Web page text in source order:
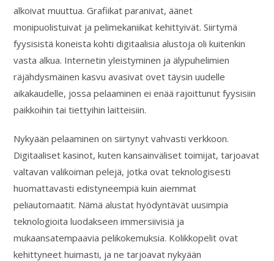
alkoivat muuttua. Grafiikat paranivat, äänet
monipuolistuivat ja pelimekaniikat kehittyivät. Siirtymä
fyysisistä koneista kohti digitaalisia alustoja oli kuitenkin
vasta alkua. Internetin yleistyminen ja älypuhelimien
räjähdysmäinen kasvu avasivat ovet täysin uudelle
aikakaudelle, jossa pelaaminen ei enää rajoittunut fyysisiin
paikkoihin tai tiettyihin laitteisiin.
Nykyään pelaaminen on siirtynyt vahvasti verkkoon.
Digitaaliset kasinot, kuten kansainväliset toimijat, tarjoavat
valtavan valikoiman pelejä, jotka ovat teknologisesti
huomattavasti edistyneempiä kuin aiemmat
peliautomaatit. Nämä alustat hyödyntävät uusimpia
teknologioita luodakseen immersiivisiä ja
mukaansatempaavia pelikokemuksia. Kolikkopelit ovat
kehittyneet huimasti, ja ne tarjoavat nykyään